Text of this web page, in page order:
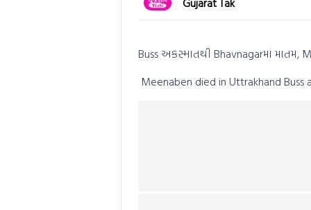
Buss અકસ્માતથી Bhavnagarમાં માતમ,
Meenaben died in Uttrakhand Buss